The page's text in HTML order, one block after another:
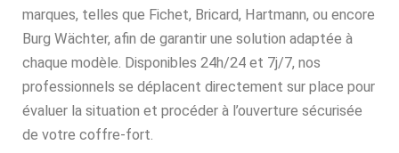
marques, telles que Fichet, Bricard, Hartmann, ou encore
Burg Wächter, afin de garantir une solution adaptée à
chaque modèle. Disponibles 24h/24 et 7j/7, nos
professionnels se déplacent directement sur place pour
évaluer la situation et procéder à l’ouverture sécurisée
de votre coffre-fort.